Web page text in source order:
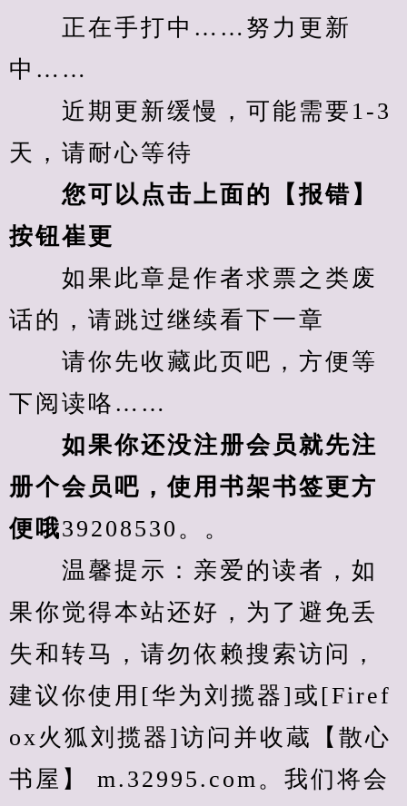
正在手打中……努力更新
中……
近期更新缓慢，可能需要1-3
天，请耐心等待
您可以点击上面的【报错】
按钮崔更
如果此章是作者求票之类废
话的，请跳过继续看下一章
请你先收藏此页吧，方便等
下阅读咯……
如果你还没注册会员就先注
册个会员吧，使用书架书签更方
便哦39208530。。
温馨提示：亲爱的读者，如
果你觉得本站还好，为了避免丢
失和转马，请勿依赖搜索访问，
建议你使用[华为刘揽器]或[Firef
ox火狐刘揽器]访问并收蔵【散心
书屋】 m.32995.com。我们将会